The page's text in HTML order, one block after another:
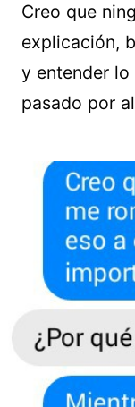
Creo que
explicación,
y entender
pasado por